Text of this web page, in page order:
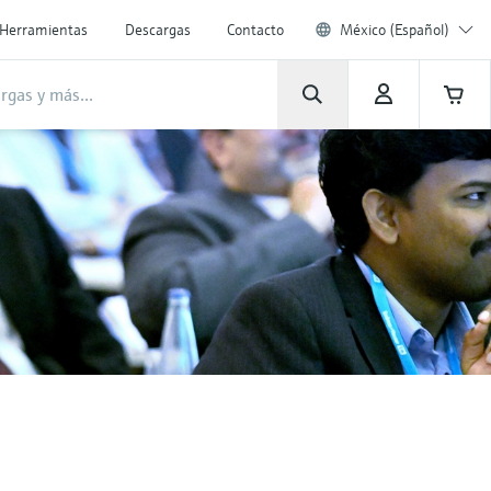
Herramientas Descargas Contacto México (Español)